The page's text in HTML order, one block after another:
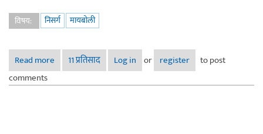
विषय: निसर्ग मायबोली
Read more
about फोटोग्राफी स्पर्धा क्र. २ : पर्यावरण - सकारात्मक आणि
नकारात्मक
11 प्रतिसाद Log in or register
to post
comments